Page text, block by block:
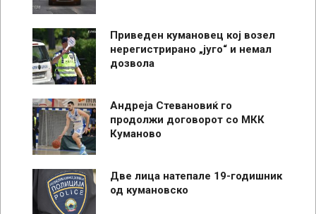
Приведен кумановец кој возел
нерегистрирано „југо“ и немал
дозвола
Андреја Стевановиќ го
продолжи договорот со МКК
Куманово
Две лица натепале 19-годишник
од кумановско